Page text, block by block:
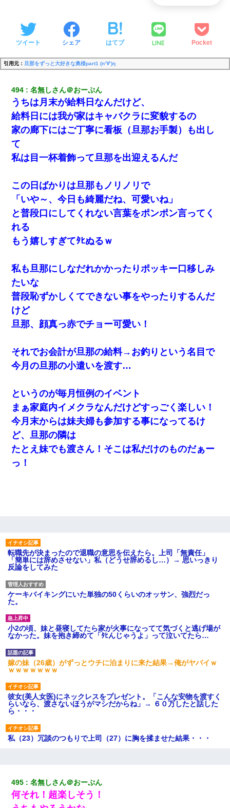
ツイート シェア はてブ LINE Pocket
引用元： 旦那をずっと大好きな奥様part1 (n‘∀‘)η
494 名無しさん＠おーぷん
うちは月末が給料日なんだけど、
給料日には我が家はキャバクラに変貌するの
家の廊下にはご丁寧に看板（旦那お手製）も出し
て
私は目一杯着飾って旦那を出迎えるんだ
この日ばかりは旦那もノリノリで
「いや～、今日も綺麗だね、可愛いね」
と普段口にしてくれない言葉をポンポン言ってく
れる
もう嬉しすぎてﾀﾋぬるｗ
私も旦那にしなだれかかったりポッキー口移しみ
たいな
普段恥ずかしくてできない事をやったりするんだ
けど
旦那、顔真っ赤でチョー可愛い！
それでお会計が旦那の給料→お釣りという名目で
今月の旦那の小遣いを渡す…
というのが毎月恒例のイベント
まぁ家庭内イメクラなんだけどすっごく楽しい！
今月末からは妹夫婦も参加する事になってるけ
ど、旦那の隣は
たとえ妹でも渡さん！そこは私だけのものだぁー
っ！
転職先が決まったので退職の意思を伝えたら。上司「無責任」
「簡単には辞めさせない」私（どうせ辞めるし…）→ 思いっきり
反論をしてみた
ケーキバイキングにいた単独の50くらいのオッサン、強烈だっ
た。
小2の頃、妹と昼寝してたら家が火事になってて気づくと逃げ場が
なかった。妹を抱き締めて「ﾀﾋんじゃうよ」って泣いてたら…
嫁の妹（26歳）がずっとウチに泊まりに来た結果→俺がヤバイｗ
ｗｗｗｗｗｗｗ
彼女(美人女医)にネックレスをプレゼント。「こんな安物を渡すく
らいなら、渡さないほうがマシだからね」→ ６０万したと話した
ら・・・
私（23）冗談のつもりで上司（27）に胸を揉ませた結果・・・
くもう堕胎できない月なんだと母から連絡がきた…｜生活｜ワロ
タあんてな
495 名無しさん＠おーぷん
何それ！超楽しそう！